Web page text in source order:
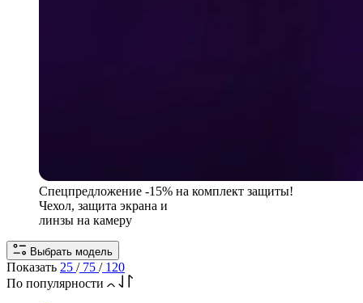
Спецпредложение -15% на комплект защиты!
Чехол, защита экрана и
линзы на камеру
Выбрать модель
Показать 25 / 75 / 120
По популярности